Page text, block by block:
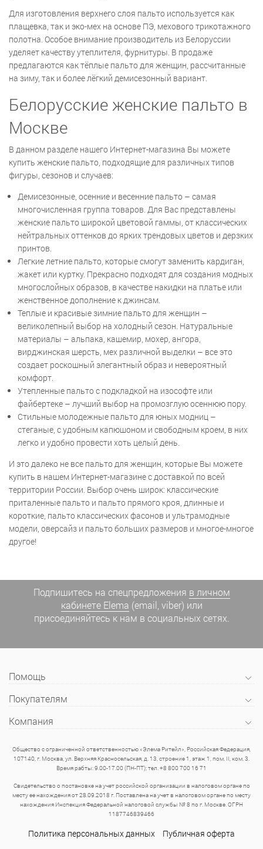
Для изготовления верхнего слоя пальто используется как
плащевка, так и эко-мех на основе ПЭ, мехового трикотажного
полотна. Особое внимание производитель из Белоруссии
уделяет качеству утеплителя, фурнитуры. В продаже
предлагаются как тёплые пальто для женщин, рассчитанные
на зиму, так и более лёгкий демисезонный вариант.
Белорусские женские пальто в
Москве
В данном разделе нашего Интернет-магазина Вы можете
купить женские пальто, подходящие для различных типов
фигуры, сезонов и случаев:
Демисезонные, осенние и весенние пальто – самая
многочисленная группа товаров. Для Вас представлены
женские пальто широкой цветовой гаммы, от классических
нейтральных оттенков до ярких трендовых цветов и дерзких
принтов.
Легкие летние пальто, которые смогут заменить кардиган,
жакет или куртку. Прекрасно подходят для создания модных
многослойных образов, в качестве накидки на платье или
женственное дополнение к джинсам.
Теплые и красивые зимние пальто для женщин –
великолепный выбор на холодный сезон. Натуральные
материалы – альпака, кашемир, мохер, ангора,
вирджинская шерсть, мех различной выделки – все это
создает роскошный элегантный образ и невероятный
комфорт.
Утепленные пальто с подкладкой на изософте или
файбертеке – лучший выбор на промозглую осеннюю пору.
Стильные молодежные пальто для юных модниц –
стеганые, с удобным капюшоном и свободным кроем, в них
легко и удобно провести хоть целый день.
И это далеко не все пальто для женщин, которые Вы можете
купить в нашем Интернет-магазине с доставкой по всей
территории России. Выбор очень широк: классические
приталенные пальто и пальто прямого кроя, длинные и
короткие, пальто классических фасонов и ультрамодные
модели, оверсайз и пальто больших размеров и многое-многое
другое!
Подпишитесь на спецпредложения в личном
кабинете Elema (email, viber) или
присоединяйтесь к нам в социальных сетях.
Помощь
Покупателям
Компания
Общество с ограниченной ответственностью «Элема Ритейл», Российская Федерация,
107140, г. Москва, ул. Верхняя Красносельская, д. 13, строение 1, этаж 1, пом. II, ком. 3.
Время рабты: 9.00-17.00 (ПН-ПТ); тел. +8 800 700 16 71
Свидетельство о постановке на учет российской организации в налоговом органе по
месту ее нахождения от 28.09.2018 г. Поставлена на учет в налоговом органе по месту
нахождения Инспекция Федеральной налоговой службы № 8 по г. Москве. ОГРН
1187746839466
Политика персональных данных Публичная оферта